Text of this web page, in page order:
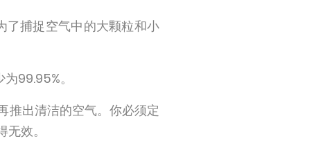
了捕捉空气中的大颗粒和小
99.95%。
推出清洁的空气。你必须定
效。